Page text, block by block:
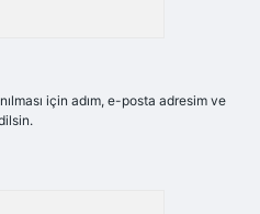
için adım, e-posta adresim ve